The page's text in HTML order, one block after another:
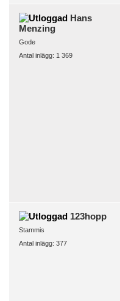
Hans
Menzing
Gode
Antal inlägg: 1 369
123hopp
Stammis
Antal inlägg: 377